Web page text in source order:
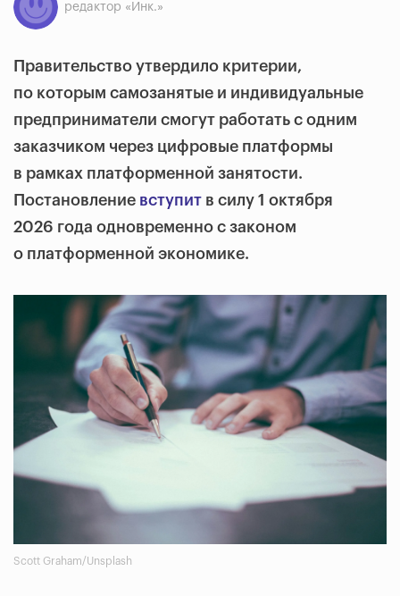
редактор «Инк.»
Правительство утвердило критерии,
по которым самозанятые и индивидуальные
предприниматели смогут работать с одним
заказчиком через цифровые платформы
в рамках платформенной занятости.
Постановление вступит в силу 1 октября
2026 года одновременно с законом
о платформенной экономике.
Scott Graham/Unsplash